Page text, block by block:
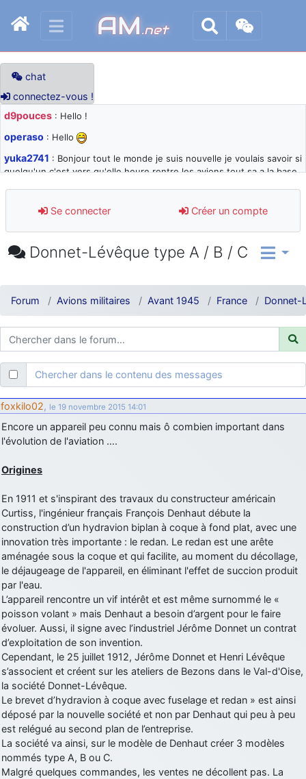
AM.net
chat
connectez-vous !
d9pouces : Hello !
operaso : Hello
yuka2741 : Bonjour tout le monde je suis nouvelle je voulais savoir si
quelqu'un c'est vers qu'elle heure rentre les avions tout sa a la base
d9pouces: désolé pour les quelques blocages du site ces derniers
jours : je teste des méthodes contre le spam et les bots trop nocifs
paxwax : Super, la nouvelle bannière
comprendre
d9pouces: ouakamois > si tu parles du sujet sur l'Armée de l'Air,
bien sûr que oui !
je suis un avion@,._,+: Bonjour je viens d'arriver il y a quelques
moi et quelques avions n'ont pas les mêmes noms qu'aujourd'hui
ouakamois: Bonjourà toutes et à tous.en espérantque ces
quelques images du Pays Basque vous auront plu ; Agur…
d9pouces: Malheureusement non
meeting de Lann Bihoué de 2026 ?
cachée dans les pins: Coucou et excellente année 2026 à tous et
au site!
jericho: Bonne année et tous mes meilleurs voeux à tous pour
2026 !
little boy
: je vous souhaite un bon réveillon pour cette nouvelle
année!
jericho: Merci D9pouces, à mon tour de souhaiter un Joyeux Noël
et de bonnes fêtes de fin d'année.
d9pouces: Joyeux Noël à tous !
d9pouces : mais tu peux tenter l'un des rares lycées militaires
comme le Prytanée dans la Sarthe, ça ne peut pas faire de mal !
d9pouces: C'est plutôt après le lycée, voire après une prépa
scientifique, tu as donc encore un peu de temps devant toi
yaellerigolow
: bonjour a tous je suis un élève de première
passionnée par l'aviation militaire , pourrais je savoir que faire après
le lycée pour s'orienter et pouvoir devenir officier de l'armée de l'air?
d9pouces: lesquels, par exemple ?
Se connecter Créer un compte
Donnet-Lévêque type A / B / C
Forum Avions militaires Avant 1945 France Donnet-
Chercher dans le contenu des messages
foxkilo02, le 19 novembre 2015 14:01
Encore un appareil peu connu mais ô combien important dans
l'évolution de l'aviation ….
Origines
En 1911 et s'inspirant des travaux du constructeur américain
Curtiss, l'ingénieur français François Denhaut débute la
construction d’un hydravion biplan à coque à fond plat, avec une
innovation très importante : le redan. Le redan est une arête
aménagée sous la coque et qui facilite, au moment du décollage,
le déjaugeage de l'appareil, en éliminant l'effet de succion produit
par l'eau.
L’appareil rencontre un vif intérêt et est même surnommé le «
poisson volant » mais Denhaut a besoin d’argent pour le faire
évoluer. Aussi, il signe avec l’industriel Jérôme Donnet un contrat
d’exploitation de son invention.
Cependant, le 25 juillet 1912, Jérôme Donnet et Henri Lévêque
s’associent et créent sur les ateliers de Bezons dans le Val-d'Oise,
la société Donnet-Lévêque.
Le brevet d’hydravion à coque avec fuselage et redan » est ainsi
déposé par la nouvelle société et non par Denhaut qui peu à peu
est relégué au second plan de l’entreprise.
La société va ainsi, sur le modèle de Denhaut créer 3 modèles
nommés type A, B ou C.
Malgré quelques commandes, les ventes ne décollent pas. La